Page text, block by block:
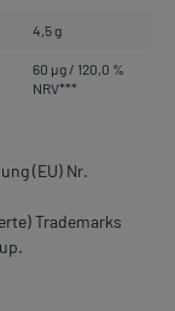
4,5 g
60 µg / 120,0 %
NRV***
(EU) Nr.
Trademarks